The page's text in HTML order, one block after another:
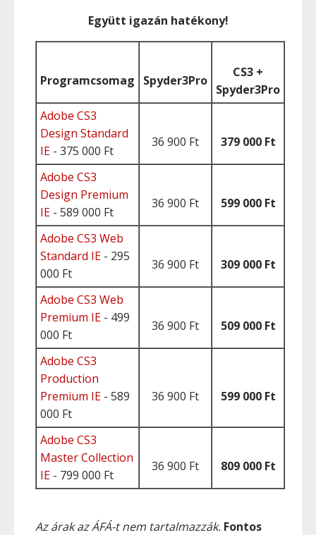
Együtt igazán hatékony!
Programcsomag Spyder3Pro
CS3 +
Spyder3Pro
Adobe CS3
Design Standard
IE - 375 000 Ft
36 900 Ft 379 000 Ft
Adobe CS3
Design Premium
IE - 589 000 Ft
36 900 Ft 599 000 Ft
Adobe CS3 Web
Standard IE - 295
000 Ft
36 900 Ft 309 000 Ft
Adobe CS3 Web
Premium IE - 499
000 Ft
36 900 Ft 509 000 Ft
Adobe CS3
Production
Premium IE - 589
000 Ft
36 900 Ft 599 000 Ft
Adobe CS3
Master Collection
IE - 799 000 Ft
36 900 Ft 809 000 Ft
Az árak az ÁFÁ-t nem tartalmazzák. Fontos